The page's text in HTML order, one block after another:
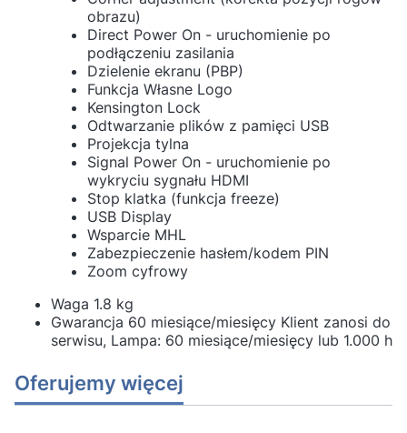
obrazu)
Direct Power On - uruchomienie po
podłączeniu zasilania
Dzielenie ekranu (PBP)
Funkcja Własne Logo
Kensington Lock
Odtwarzanie plików z pamięci USB
Projekcja tylna
Signal Power On - uruchomienie po
wykryciu sygnału HDMI
Stop klatka (funkcja freeze)
USB Display
Wsparcie MHL
Zabezpieczenie hasłem/kodem PIN
Zoom cyfrowy
Waga 1.8 kg
Gwarancja 60 miesiące/miesięcy Klient zanosi do
serwisu, Lampa: 60 miesiące/miesięcy lub 1.000 h
Oferujemy więcej